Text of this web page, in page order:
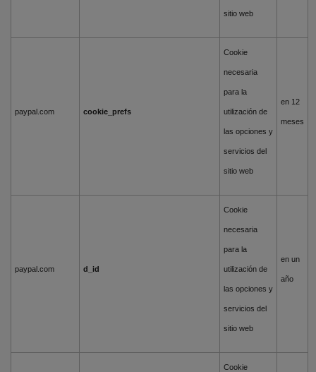
sitio web
paypal.com cookie_prefs
Cookie
necesaria
para la
utilización de
las opciones y
servicios del
sitio web
en 12
meses
paypal.com d_id
Cookie
necesaria
para la
utilización de
las opciones y
servicios del
sitio web
en un
año
Cookie